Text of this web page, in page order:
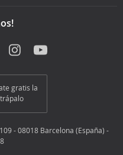
gratis la
- 08018 Barcelona (España) -